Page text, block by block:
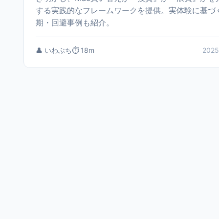
する実践的なフレームワークを提供。実体験に基づ
期・回避事例も紹介。
👤 いわぶち⏱️ 18m